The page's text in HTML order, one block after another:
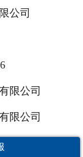
公司
限公司
限公司